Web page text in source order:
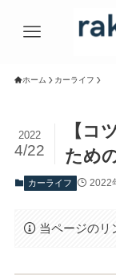
ホーム カーライフ
【コ
ため
2022
4/22
カーライフ 2022
当ページのリ